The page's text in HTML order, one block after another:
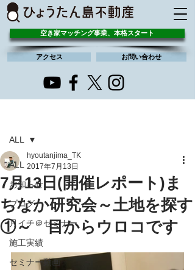
アクセス お問い合わせ
空き家マッチング事業、本格スタート
ALL
お知らせ
ブログ
月イチ＠セミナー
施工実績
セミナー動画
ALL
7月13日(開催レポート)ま
ちなか研究会～土地を探す
①～ 目からウロコです
hyoutanjima_TK
2017年7月13日